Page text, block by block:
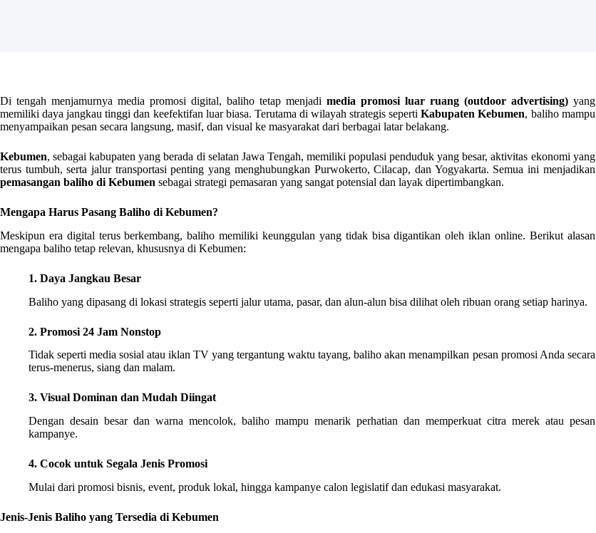
Di tengah menjamurnya media promosi digital, baliho tetap menjadi media promosi luar ruang (outdoor advertising)yang
memiliki daya jangkau tinggi dan keefektifan luar biasa. Terutama di wilayah strategis sepertiKabupaten Kebumen, baliho mampu
menyampaikan pesan secara langsung, masif, dan visual ke masyarakat dari berbagai latar belakang.
Kebumen, sebagai kabupaten yang berada di selatan Jawa Tengah, memiliki populasi penduduk yang besar, aktivitas ekonomi yang
terus tumbuh, serta jalur transportasi penting yang menghubungkan Purwokerto, Cilacap, dan Yogyakarta. Semua ini menjadikan
pemasangan baliho di Kebumen sebagai strategi pemasaran yang sangat potensial dan layak dipertimbangkan.
Mengapa Harus Pasang Baliho di Kebumen?
Meskipun era digital terus berkembang, baliho memiliki keunggulan yang tidak bisa digantikan oleh iklan online. Berikut alasan
mengapa baliho tetap relevan, khususnya di Kebumen:
1. Daya Jangkau Besar
Baliho yang dipasang di lokasi strategis seperti jalur utama, pasar, dan alun-alun bisa dilihat oleh ribuan orang setiap harinya.
2. Promosi 24 Jam Nonstop
Tidak seperti media sosial atau iklan TV yang tergantung waktu tayang, baliho akan menampilkan pesan promosi Anda secara
terus-menerus, siang dan malam.
3. Visual Dominan dan Mudah Diingat
Dengan desain besar dan warna mencolok, baliho mampu menarik perhatian dan memperkuat citra merek atau pesan
kampanye.
4. Cocok untuk Segala Jenis Promosi
Mulai dari promosi bisnis, event, produk lokal, hingga kampanye calon legislatif dan edukasi masyarakat.
Jenis-Jenis Baliho yang Tersedia di Kebumen